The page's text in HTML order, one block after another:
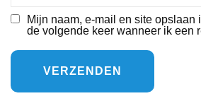
Mijn naam, e-mail en site opslaan
de volgende keer wanneer ik een